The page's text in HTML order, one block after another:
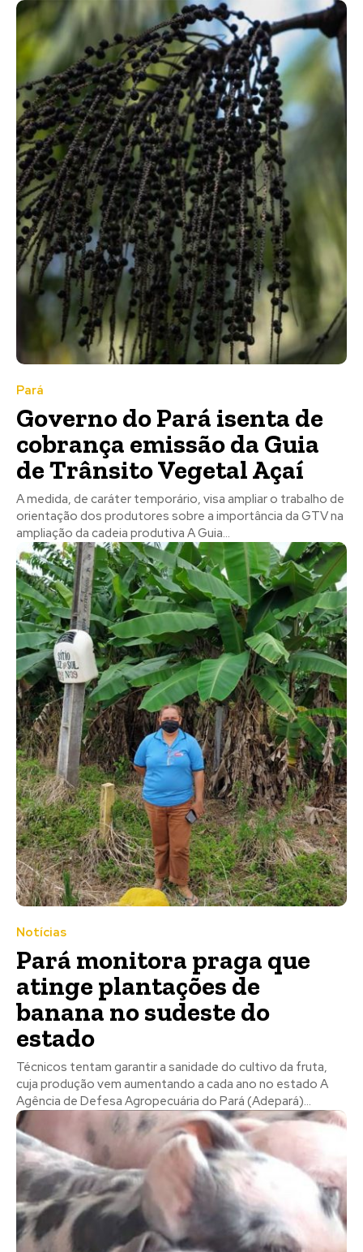
Pará
Governo do Pará isenta de
cobrança emissão da Guia
de Trânsito Vegetal Açaí
A medida, de caráter temporário, visa ampliar o trabalho de
orientação dos produtores sobre a importância da GTV na
ampliação da cadeia produtiva A Guia...
Notícias
Pará monitora praga que
atinge plantações de
banana no sudeste do
estado
Técnicos tentam garantir a sanidade do cultivo da fruta,
cuja produção vem aumentando a cada ano no estado A
Agência de Defesa Agropecuária do Pará (Adepará)...